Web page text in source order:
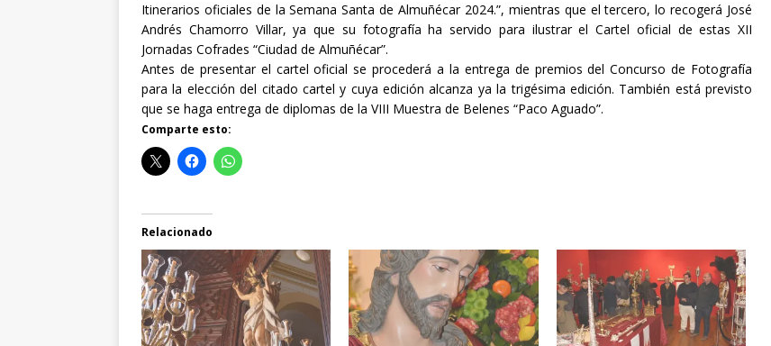
Itinerarios oficiales de la Semana Santa de Almuñécar 2024.”, mientras que el tercero, lo recogerá José
Andrés Chamorro Villar, ya que su fotografía ha servido para ilustrar el Cartel oficial de estas XII
Jornadas Cofrades “Ciudad de Almuñécar”.
Antes de presentar el cartel oficial se procederá a la entrega de premios del Concurso de Fotografía
para la elección del citado cartel y cuya edición alcanza ya la trigésima edición. También está previsto
que se haga entrega de diplomas de la VIII Muestra de Belenes “Paco Aguado”.
Comparte esto:
Relacionado